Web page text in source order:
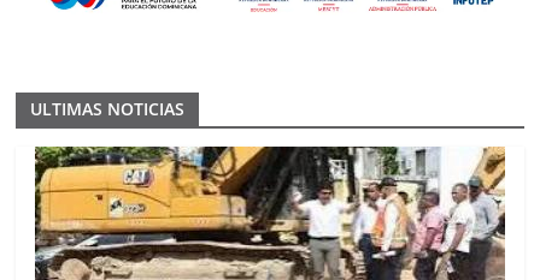
ULTIMAS NOTICIAS